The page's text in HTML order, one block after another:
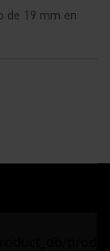
de 19 mm en